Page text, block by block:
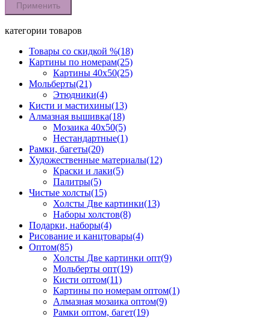
Применить
категории товаров
Товары со скидкой %(18)
Картины по номерам(25)
Картины 40x50(25)
Мольберты(21)
Этюдники(4)
Кисти и мастихины(13)
Алмазная вышивка(18)
Мозаика 40x50(5)
Нестандартные(1)
Рамки, багеты(20)
Художественные материалы(12)
Краски и лаки(5)
Палитры(5)
Чистые холсты(15)
Холсты Две картинки(13)
Наборы холстов(8)
Подарки, наборы(4)
Рисование и канцтовары(4)
Оптом(85)
Холсты Две картинки опт(9)
Мольберты опт(19)
Кисти оптом(11)
Картины по номерам оптом(1)
Алмазная мозаика оптом(9)
Рамки оптом, багет(19)